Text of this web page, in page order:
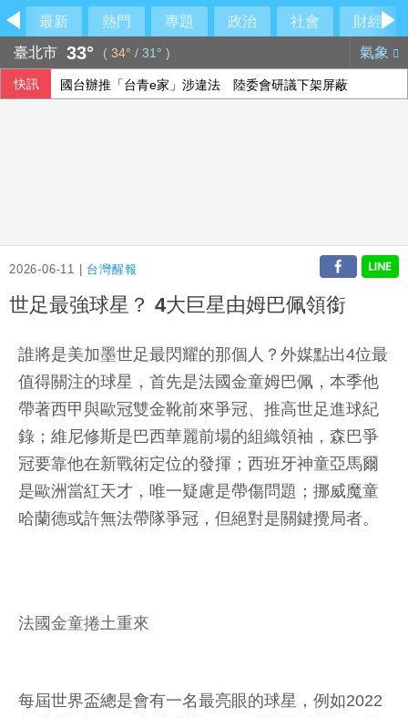
最新 熱門 專題 政治 社會
財經
臺北市 33° ( 34° / 31° ) 氣象
快訊 國台辦推「台青e家」涉違法 陸委會研議下架屏蔽
2026-06-11 | 台灣醒報
世足最強球星？ 4大巨星由姆巴佩領銜
誰將是美加墨世足最閃耀的那個人？外媒點出4位最
值得關注的球星，首先是法國金童姆巴佩，本季他
帶著西甲與歐冠雙金靴前來爭冠、推高世足進球紀
錄；維尼修斯是巴西華麗前場的組織領袖，森巴爭
冠要靠他在新戰術定位的發揮；西班牙神童亞馬爾
是歐洲當紅天才，唯一疑慮是帶傷問題；挪威魔童
哈蘭德或許無法帶隊爭冠，但絕對是關鍵攪局者。
法國金童捲土重來
每屆世界盃總是會有一名最亮眼的球星，例如2022